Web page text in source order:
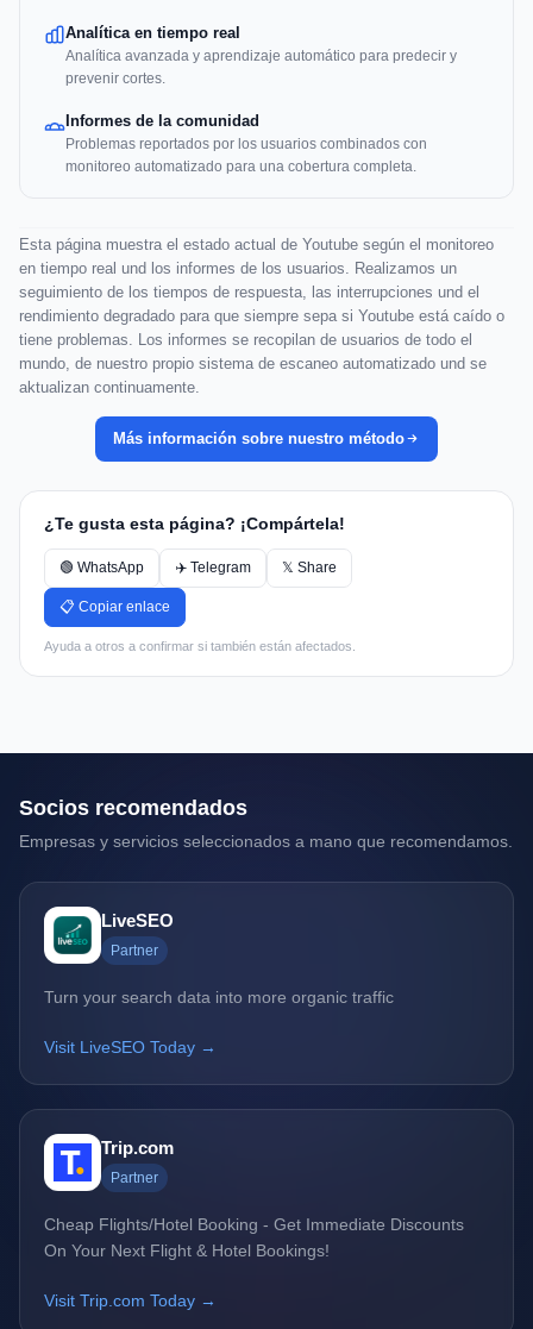
Analítica en tiempo real
Analítica avanzada y aprendizaje automático para predecir y
prevenir cortes.
Informes de la comunidad
Problemas reportados por los usuarios combinados con
monitoreo automatizado para una cobertura completa.
Esta página muestra el estado actual de Youtube según el monitoreo
en tiempo real und los informes de los usuarios. Realizamos un
seguimiento de los tiempos de respuesta, las interrupciones und el
rendimiento degradado para que siempre sepa si Youtube está caído o
tiene problemas. Los informes se recopilan de usuarios de todo el
mundo, de nuestro propio sistema de escaneo automatizado und se
aktualizan continuamente.
Más información sobre nuestro método
¿Te gusta esta página? ¡Compártela!
🟢 WhatsApp ✈️ Telegram 𝕏 Share
📋 Copiar enlace
Ayuda a otros a confirmar si también están afectados.
Socios recomendados
Empresas y servicios seleccionados a mano que recomendamos.
LiveSEO
Partner
Turn your search data into more organic traffic
Visit LiveSEO Today →
Trip.com
Partner
Cheap Flights/Hotel Booking - Get Immediate Discounts
On Your Next Flight & Hotel Bookings!
Visit Trip.com Today →